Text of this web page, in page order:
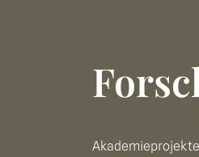
Akademieprojekte